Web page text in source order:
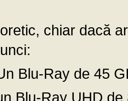
chiar dacă
Blu-Ray de 45
Blu-Ray UHD